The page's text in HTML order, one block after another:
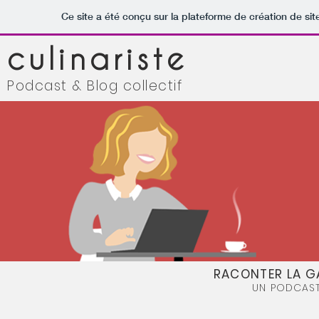
Ce site a été conçu sur la plateforme de création de
culinariste
Podcast & Blog collectif
RACONTER LA
UN